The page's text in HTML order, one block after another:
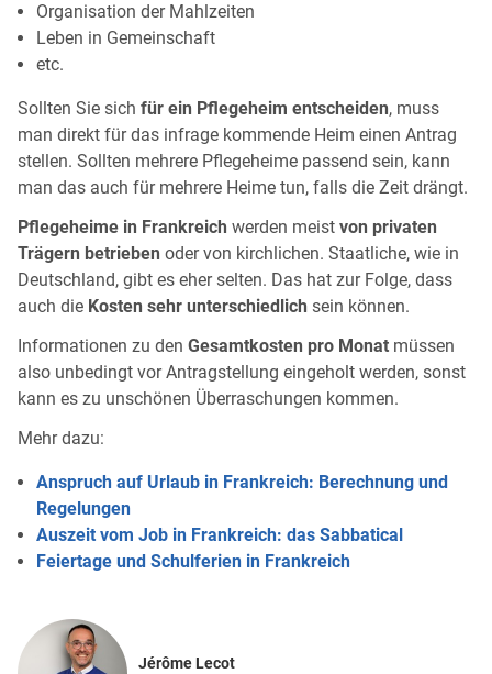
Organisation der Mahlzeiten
Leben in Gemeinschaft
etc.
Sollten Sie sich für ein Pflegeheim entscheiden, muss
man direkt für das infrage kommende Heim einen Antrag
stellen. Sollten mehrere Pflegeheime passend sein, kann
man das auch für mehrere Heime tun, falls die Zeit drängt.
Pflegeheime in Frankreich werden meist von privaten
Trägern betrieben oder von kirchlichen. Staatliche, wie in
Deutschland, gibt es eher selten. Das hat zur Folge, dass
auch die Kosten sehr unterschiedlich sein können.
Informationen zu den Gesamtkosten pro Monat müssen
also unbedingt vor Antragstellung eingeholt werden, sonst
kann es zu unschönen Überraschungen kommen.
Mehr dazu:
Anspruch auf Urlaub in Frankreich: Berechnung und
Regelungen
Auszeit vom Job in Frankreich: das Sabbatical
Feiertage und Schulferien in Frankreich
Jérôme Lecot